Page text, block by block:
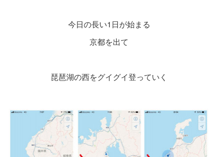
今日の長い1日が始まる
京都を出て
琵琶湖の西をグイグイ登っていく